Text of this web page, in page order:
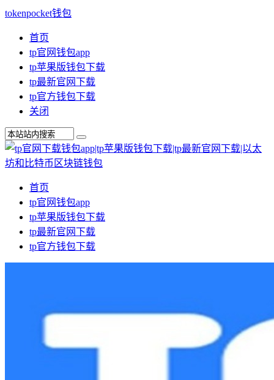
tokenpocket钱包
首页
tp官网钱包app
tp苹果版钱包下载
tp最新官网下载
tp官方钱包下载
关闭
首页
tp官网钱包app
tp苹果版钱包下载
tp最新官网下载
tp官方钱包下载